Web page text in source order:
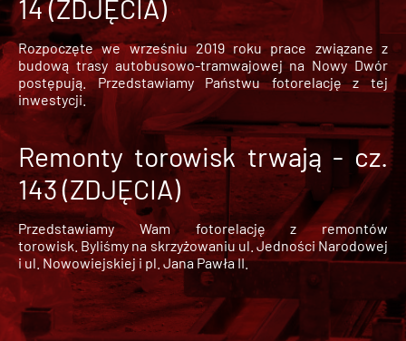
14 (ZDJĘCIA)
Rozpoczęte we wrześniu 2019 roku prace związane z
budową trasy autobusowo-tramwajowej na Nowy Dwór
postępują. Przedstawiamy Państwu fotorelację z tej
inwestycji.
Remonty torowisk trwają - cz.
143 (ZDJĘCIA)
Przedstawiamy Wam fotorelację z remontów
torowisk. Byliśmy na skrzyżowaniu ul. Jedności Narodowej
i ul. Nowowiejskiej i pl. Jana Pawła II.